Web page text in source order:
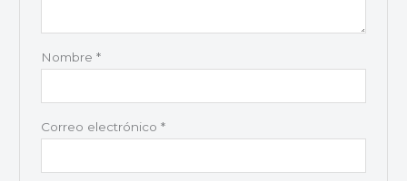
Nombre *
Correo electrónico *